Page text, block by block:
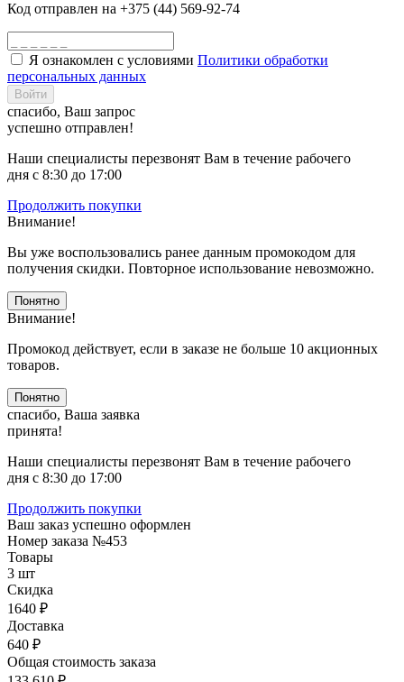
Код отправлен на +375 (44) 569-92-74
Я ознакомлен с условиями Политики обработки
персональных данных
Войти
спасибо, Ваш запрос
успешно отправлен!
Наши специалисты перезвонят Вам в течение рабочего
дня с 8:30 до 17:00
Продолжить покупки
Внимание!
Вы уже воспользовались ранее данным промокодом для
получения скидки. Повторное использование невозможно.
Понятно
Внимание!
Промокод действует, если в заказе не больше 10 акционных
товаров.
Понятно
спасибо, Ваша заявка
принята!
Наши специалисты перезвонят Вам в течение рабочего
дня с 8:30 до 17:00
Продолжить покупки
Ваш заказ успешно оформлен
Номер заказа №453
Товары
3 шт
Скидка
1640 ₽
Доставка
640 ₽
Общая стоимость заказа